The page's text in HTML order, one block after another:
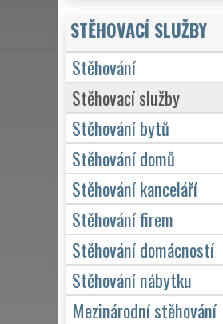
STĚHOVACÍ SLUŽBY
Stěhování
Stěhovací služby
Stěhování bytů
Stěhování domů
Stěhování kanceláří
Stěhování firem
Stěhování domácností
Stěhování nábytku
Mezinárodní stěhování